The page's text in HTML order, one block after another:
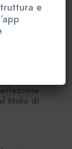
0342
titolo di
e